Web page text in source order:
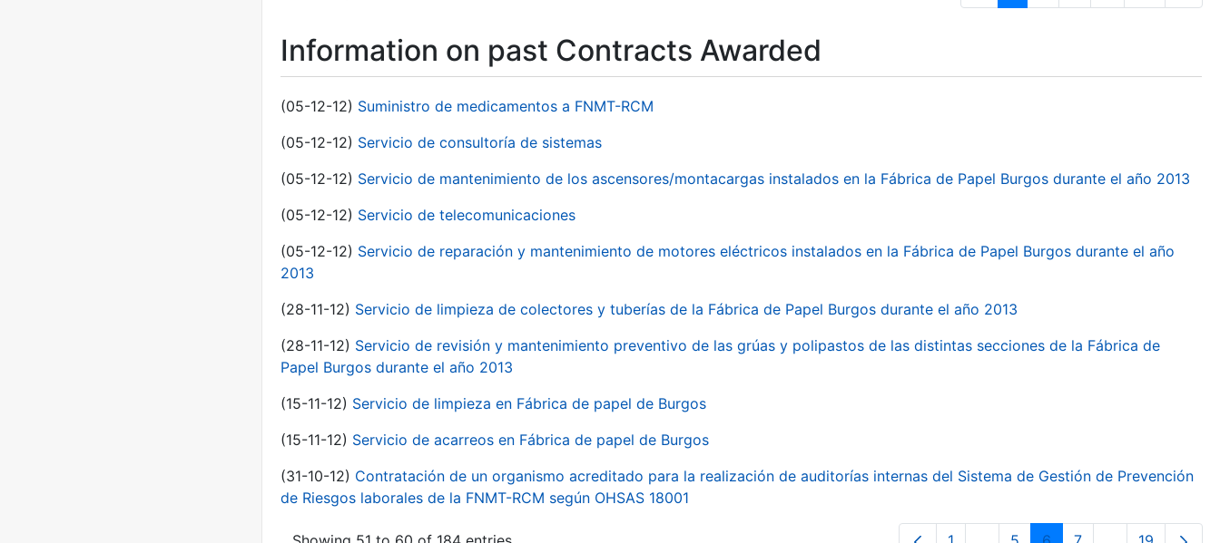
Information on past Contracts Awarded
(05-12-12) Suministro de medicamentos a FNMT-RCM
(05-12-12) Servicio de consultoría de sistemas
(05-12-12) Servicio de mantenimiento de los ascensores/montacargas instalados en la Fábrica de Papel Burgos durante el año 2013
(05-12-12) Servicio de telecomunicaciones
(05-12-12) Servicio de reparación y mantenimiento de motores eléctricos instalados en la Fábrica de Papel Burgos durante el año
2013
(28-11-12) Servicio de limpieza de colectores y tuberías de la Fábrica de Papel Burgos durante el año 2013
(28-11-12) Servicio de revisión y mantenimiento preventivo de las grúas y polipastos de las distintas secciones de la Fábrica de
Papel Burgos durante el año 2013
(15-11-12) Servicio de limpieza en Fábrica de papel de Burgos
(15-11-12) Servicio de acarreos en Fábrica de papel de Burgos
(31-10-12) Contratación de un organismo acreditado para la realización de auditorías internas del Sistema de Gestión de Prevención
de Riesgos laborales de la FNMT-RCM según OHSAS 18001